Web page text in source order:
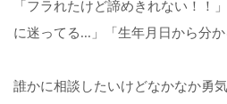
「フラれたけど諦めきれない！！
に迷ってる...」「生年月日から分
誰かに相談したいけどなかなか勇